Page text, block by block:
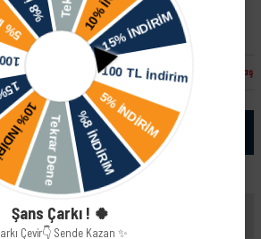
Fiyatı Düşünce Haber Ver Paylaş
Vega HB - 2112 Lada Vega Sedan - 2110 Lada Vega Stw - 2111
Şans Çarkı ! 🍀
Çevir👇 Sende Kazan ✨